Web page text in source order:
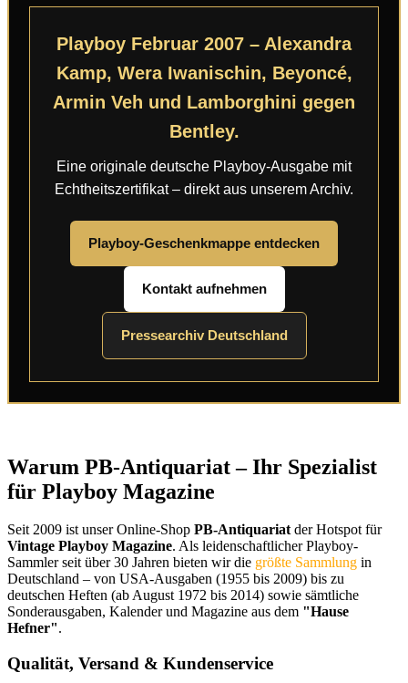
Playboy Februar 2007 – Alexandra
Kamp, Wera Iwanischin, Beyoncé,
Armin Veh und Lamborghini gegen
Bentley.
Eine originale deutsche Playboy-Ausgabe mit
Echtheitszertifikat – direkt aus unserem Archiv.
Playboy-Geschenkmappe entdecken
Kontakt aufnehmen
Pressearchiv Deutschland
Warum PB-Antiquariat – Ihr Spezialist
für Playboy Magazine
Seit 2009 ist unser Online-Shop PB-Antiquariatder Hotspot für
Vintage Playboy Magazine. Als leidenschaftlicher Playboy-
Sammler seit über 30 Jahren bieten wir die größte Sammlung in
Deutschland – von USA-Ausgaben (1955 bis 2009) bis zu
deutschen Heften (ab August 1972 bis 2014) sowie sämtliche
Sonderausgaben, Kalender und Magazine aus dem "Hause
Hefner".
Qualität, Versand & Kundenservice